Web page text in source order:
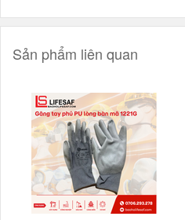
Sản phẩm liên quan